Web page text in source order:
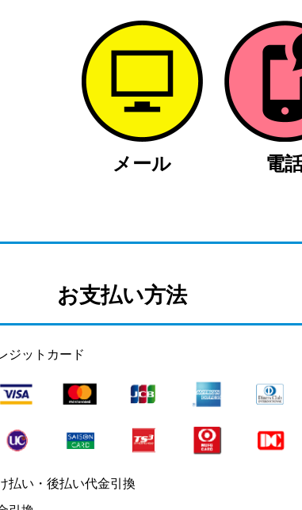
メール 電
お支払い方法
ジットカード
払い・後払い代金引換